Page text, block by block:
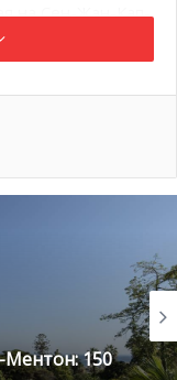
на Сен-Жан-Кап-
только
известных
оно считается
Лазурного
посещения.
Ментон: 150